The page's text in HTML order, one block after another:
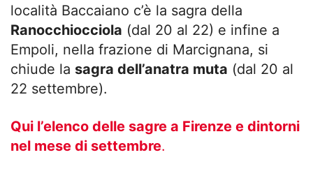
località Baccaiano c’è la sagra della
Ranocchiocciola (dal 20 al 22) e infine a
Empoli, nella frazione di Marcignana, si
chiude la sagra dell’anatra muta (dal 20 al
22 settembre).
Qui l’elenco delle sagre a Firenze e dintorni
nel mese di settembre.